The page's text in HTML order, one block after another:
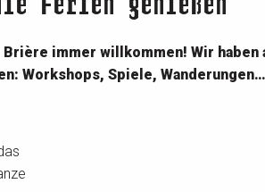
immer willkommen! Wir haben
Workshops, Spiele, Wanderungen…